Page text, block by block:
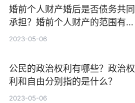
婚前个人财产婚后是否债务共同
承担？婚前个人财产的范围有多
大？
2023-05-06
公民的政治权利有哪些？政治权
利和自由分别指的是什么？
2023-05-06